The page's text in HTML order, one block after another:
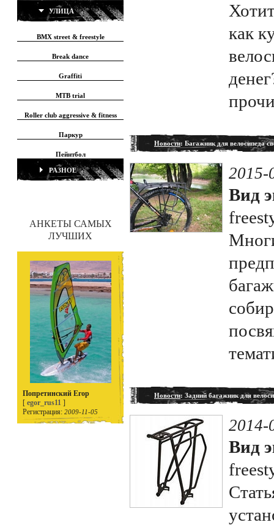
УЛИЦА
BMX street & freestyle
Break dance
Graffiti
MTB trial
Roller club aggressive & fitness
Паркур
Пейнтбол
РАЗНОЕ
АНКЕТЫ САМЫХ
ЛУЧШИХ
Попретинский Егор
[ egor_rus11 ]
Регистрация: 2009-11-05
как
Новости: Багажник для велосипеда
2015-
Вид
Новости: Задний багажник для
2014-
Вид